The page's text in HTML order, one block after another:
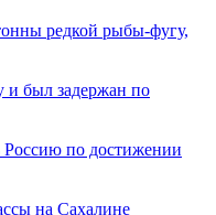
редкой рыбы-фугу,
и был задержан по
Россию по достижении
на Сахалине